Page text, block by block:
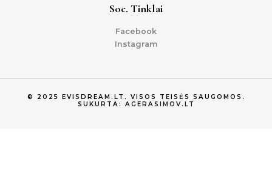
Soc. Tinklai
Facebook
Instagram
© 2025 EVISDREAM.LT. VISOS TEISĖS SAUGOMOS.
SUKURTA: AGERASIMOV.LT